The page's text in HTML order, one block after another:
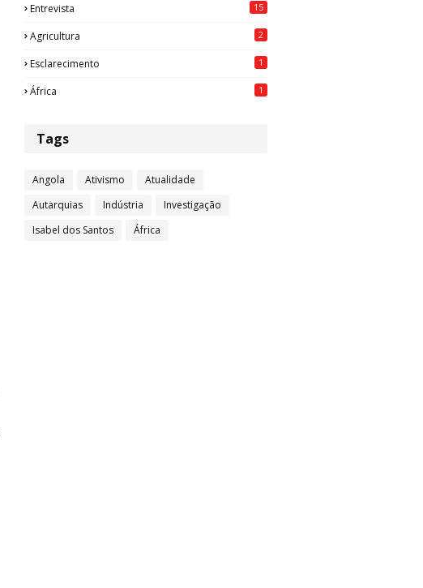
Entrevista 15
Agricultura 2
Esclarecimento 1
África 1
Tags
Angola Ativismo
Atualidade
Autarquias
Indústria
Investigação
Isabel dos Santos
África